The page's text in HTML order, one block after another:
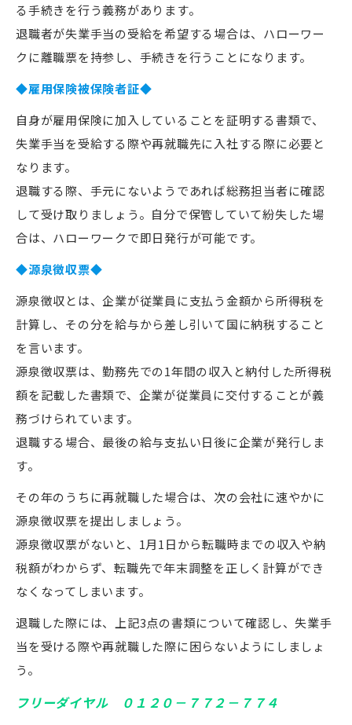
る手続きを行う義務があります。
退職者が失業手当の受給を希望する場合は、ハローワー
クに離職票を持参し、手続きを行うことになります。
◆雇用保険被保険者証◆
自身が雇用保険に加入していることを証明する書類で、
失業手当を受給する際や再就職先に入社する際に必要と
なります。
退職する際、手元にないようであれば総務担当者に確認
して受け取りましょう。自分で保管していて紛失した場
合は、ハローワークで即日発行が可能です。
◆源泉徴収票◆
源泉徴収とは、企業が従業員に支払う金額から所得税を
計算し、その分を給与から差し引いて国に納税すること
を言います。
源泉徴収票は、勤務先での1年間の収入と納付した所得税
額を記載した書類で、企業が従業員に交付することが義
務づけられています。
退職する場合、最後の給与支払い日後に企業が発行しま
す。
その年のうちに再就職した場合は、次の会社に速やかに
源泉徴収票を提出しましょう。
源泉徴収票がないと、1月1日から転職時までの収入や納
税額がわからず、転職先で年末調整を正しく計算ができ
なくなってしまいます。
退職した際には、上記3点の書類について確認し、失業手
当を受ける際や再就職した際に困らないようにしましょ
う。
フリーダイヤル ０１２０－７７２－７７４